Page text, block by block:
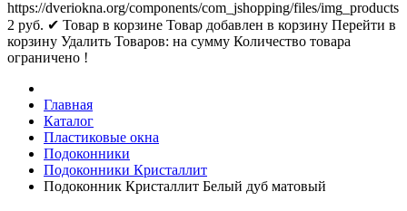
https://dveriokna.org/components/com_jshopping/files/img_products
2 руб. ✔ Товар в корзине Товар добавлен в корзину Перейти в
корзину Удалить Товаров: на сумму Количество товара
ограничено !
Главная
Каталог
Пластиковые окна
Подоконники
Подоконники Кристаллит
Подоконник Кристаллит Белый дуб матовый